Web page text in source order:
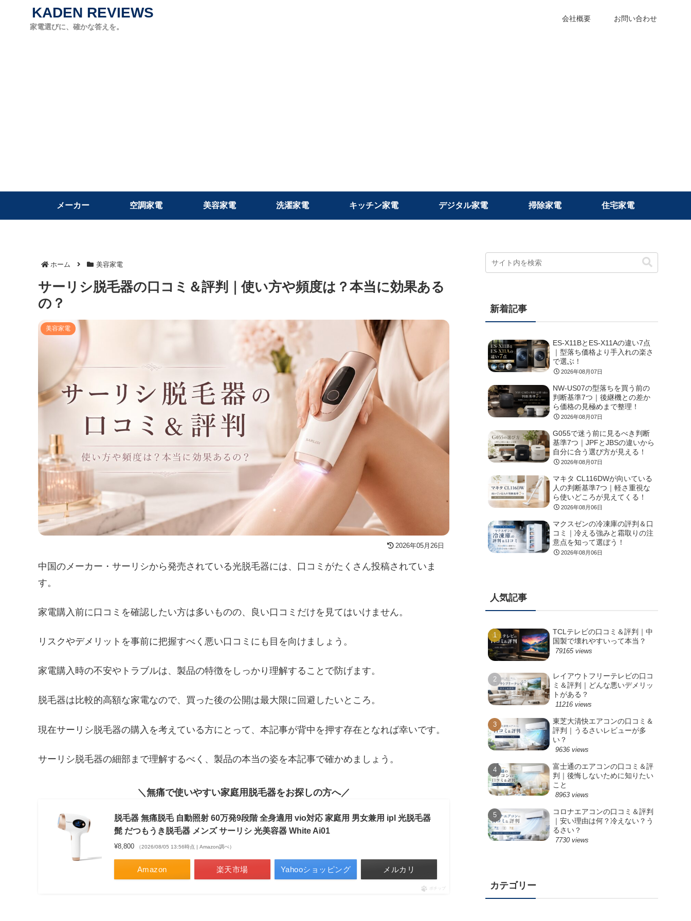
家電選びに、確かな答えを。
KADEN REVIEWS 会社概要 お問い合わせ
メーカー 空調家電 美容家電 洗濯家電 キッチン家電 デジタル家電 掃除家電 住宅家電
ホーム 美容家電
サーリシ脱毛器の口コミ＆評判｜使い方や頻度は？本当に効果ある
の？
美容家電
2026年05月26日
中国のメーカー・サーリシから発売されている光脱毛器には、口コミがたくさん投稿されていま
す。
家電購入前に口コミを確認したい方は多いものの、良い口コミだけを見てはいけません。
リスクやデメリットを事前に把握すべく悪い口コミにも目を向けましょう。
家電購入時の不安やトラブルは、製品の特徴をしっかり理解することで防げます。
脱毛器は比較的高額な家電なので、買った後の公開は最大限に回避したいところ。
現在サーリシ脱毛器の購入を考えている方にとって、本記事が背中を押す存在となれば幸いです。
サーリシ脱毛器の細部まで理解するべく、製品の本当の姿を本記事で確かめましょう。
無痛で使いやすい家庭用脱毛器をお探しの方へ
脱毛器 無痛脱毛 自動照射 60万発9段階 全身適用 vio対応 家庭用 男女兼用 ipl 光脱毛器
髭 だつもうき脱毛器 メンズ サーリシ 光美容器 White Ai01
¥8,800 （2026/08/05 13:56時点 | Amazon調べ）
Amazon 楽天市場 Yahooショッピング メルカリ
ポチップ
新着記事
ES-X11BとES-X11Aの違い7点
｜型落ち価格より手入れの楽さ
で選ぶ！
2026年08月07日
NW-US07の型落ちを買う前の
判断基準7つ｜後継機との差か
ら価格の見極めまで整理！
2026年08月07日
G055で迷う前に見るべき判断
基準7つ｜JPFとJBSの違いから
自分に合う選び方が見える！
2026年08月07日
マキタ CL116DWが向いている
人の判断基準7つ｜軽さ重視な
ら使いどころが見えてくる！
2026年08月06日
マクスゼンの冷凍庫の評判＆口
コミ｜冷える強みと霜取りの注
意点を知って選ぼう！
2026年08月06日
人気記事
TCLテレビの口コミ＆評判｜中
国製で壊れやすいって本当？
79165 views
レイアウトフリーテレビの口コ
ミ＆評判｜どんな悪いデメリッ
トがある？
11216 views
東芝大清快エアコンの口コミ＆
評判｜うるさいレビューが多
い？
9636 views
富士通のエアコンの口コミ＆評
判｜後悔しないために知りたい
こと
8963 views
コロナエアコンの口コミ＆評判
｜安い理由は何？冷えない？う
るさい？
7730 views
カテゴリー